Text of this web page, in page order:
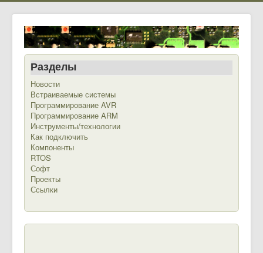
Разделы
Новости
Встраиваемые системы
Программирование AVR
Программирование ARM
Инструменты/технологии
Как подключить
Компоненты
RTOS
Софт
Проекты
Ссылки